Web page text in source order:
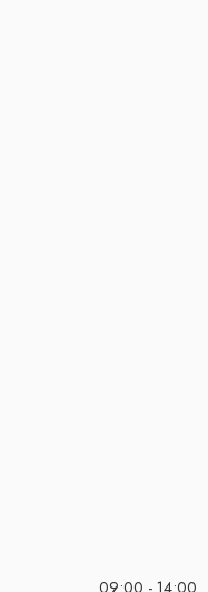
09:00 - 14:00